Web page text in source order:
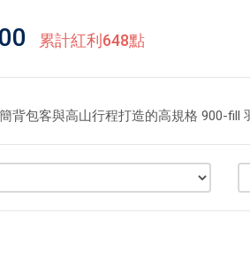
累計紅利648點
背包客與高山行程打造的高規格 900-fill